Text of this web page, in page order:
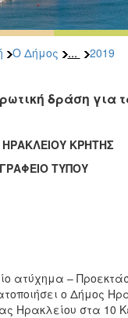
Ο Δήμος ... 2019
δράση για
ΚΡΗΤΗΣ
ΤΥΠΟΥ
ατύχημα –
ο Δήμος
Ηρακλείου στα 10